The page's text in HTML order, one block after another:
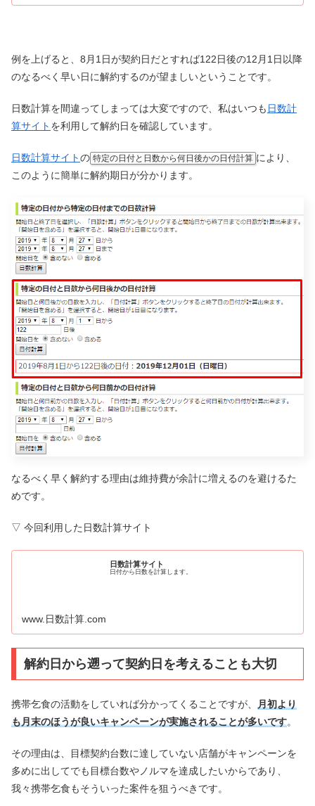
例を上げると、8月1日が契約日だとすれば122日後の12月1日以降
のなるべく早い日に解約するのが望ましいということです。
日数計算を間違ってしまっては大変ですので、私はいつも 日数計
算サイト を利用して解約日を確認しています。
日数計算サイトの 特定の日付と日数から何日後かの日付計算 により、
このように簡単に解約期日が分かります。
なるべく早く解約する理由は維持費が余計に増えるのを避けるた
めです。
▽ 今回利用した日数計算サイト
日数計算サイト
日付から日数を計算します。
www.日数計算.com
解約日から遡って契約日を考えることも大切
携帯乞食の活動をしていれば分かってくることですが、 月初より
も月末のほうが良いキャンペーンが実施されることが多いです。
その理由は、目標契約台数に達していない店舗がキャンペーンを
多めに出してでも目標台数やノルマを達成したいからであり、
我々携帯乞食もそういった案件を狙うべきです。